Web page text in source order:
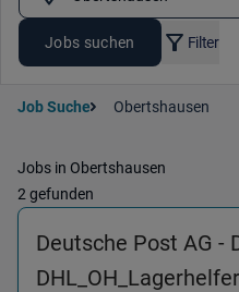
Jobs suchen Filter
Job Suche Obertshausen
Jobs in Obertshausen
2 gefunden
Deutsche Post AG -
DHL_OH_Lagerhelfer